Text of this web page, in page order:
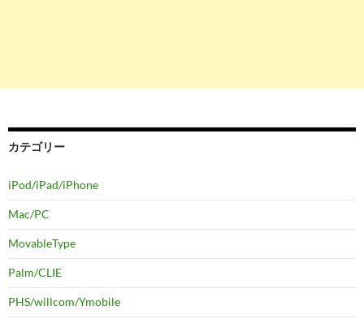
カテゴリー
iPod/iPad/iPhone
Mac/PC
MovableType
Palm/CLIE
PHS/willcom/Ymobile